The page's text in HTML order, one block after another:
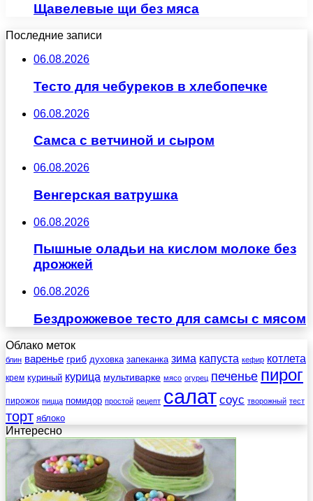
Щавелевые щи без мяса
Последние записи
06.08.2026
Тесто для чебуреков в хлебопечке
06.08.2026
Самса с ветчиной и сыром
06.08.2026
Венгерская ватрушка
06.08.2026
Пышные оладьи на кислом молоке без
дрожжей
06.08.2026
Бездрожжевое тесто для самсы с мясом
Облако меток
блин варенье гриб духовка запеканка зима капуста кефир котлета
крем куриный курица мультиварке мясо огурец печенье пирог
пирожок пицца помидор простой рецепт салат соус творожный тест
торт яблоко
Интересно